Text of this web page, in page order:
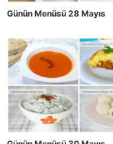
Günün Menüsü 28 Mayıs